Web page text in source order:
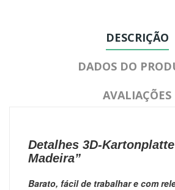
DESCRIÇÃO
DADOS DO
AVALIAÇÕES
Detalhes 3D-
Madeira”
Barato, fácil de trabalhar e com